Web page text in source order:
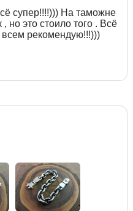
супер!!!!))) На таможне
но это стоило того . Всё
рекомендую!!!)))